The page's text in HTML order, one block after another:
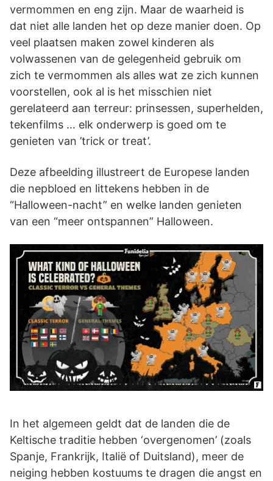
vermommen en eng zijn. Maar de waarheid is
dat niet alle landen het op deze manier doen. Op
veel plaatsen maken zowel kinderen als
volwassenen van de gelegenheid gebruik om
zich te vermommen als alles wat ze zich kunnen
voorstellen, ook al is het misschien niet
gerelateerd aan terreur: prinsessen, superhelden,
tekenfilms … elk onderwerp is goed om te
genieten van ’trick or treat’.
Deze afbeelding illustreert de Europese landen
die nepbloed en littekens hebben in de
“Halloween-nacht” en welke landen genieten
van een “meer ontspannen” Halloween.
In het algemeen geldt dat de landen die de
Keltische traditie hebben ‘overgenomen’ (zoals
Spanje, Frankrijk, Italië of Duitsland), meer de
neiging hebben kostuums te dragen die angst en